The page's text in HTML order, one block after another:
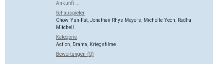
Ankunft ...
Schauspieler
Chow Yun-Fat Jonathan Rhys Meyers Michelle Yeoh
Radha
Mitchell
Kategorie
Action
Drama
Kriegsfilme
Bewertungen (0)